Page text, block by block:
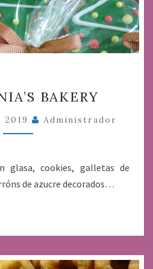
BAKERYBAKERY
2019 Administrador
glasa, cookies, galletas de
de azucre decorados…